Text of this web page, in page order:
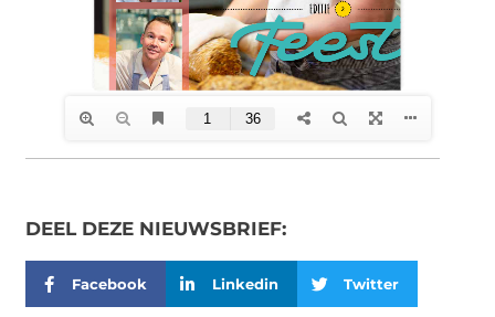
DEEL DEZE NIEUWSBRIEF:
Facebook Linkedin Twitter